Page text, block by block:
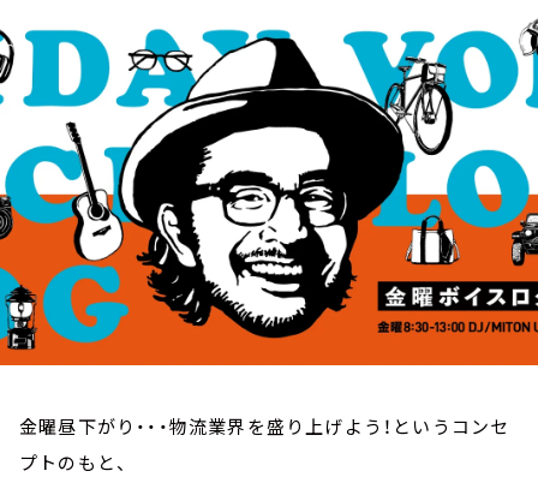
YouTube
会社情報
金曜昼下がり・・・物流業界を盛り上げよう！というコンセ
プトのもと、